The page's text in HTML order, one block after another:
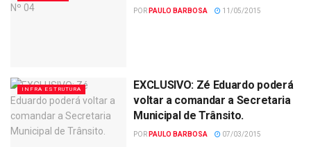
POR PAULO BARBOSA 11/05/2015
INFRA ESTRUTURA
EXCLUSIVO: Zé Eduardo poderá
voltar a comandar a Secretaria
Municipal de Trânsito.
POR PAULO BARBOSA 07/03/2015